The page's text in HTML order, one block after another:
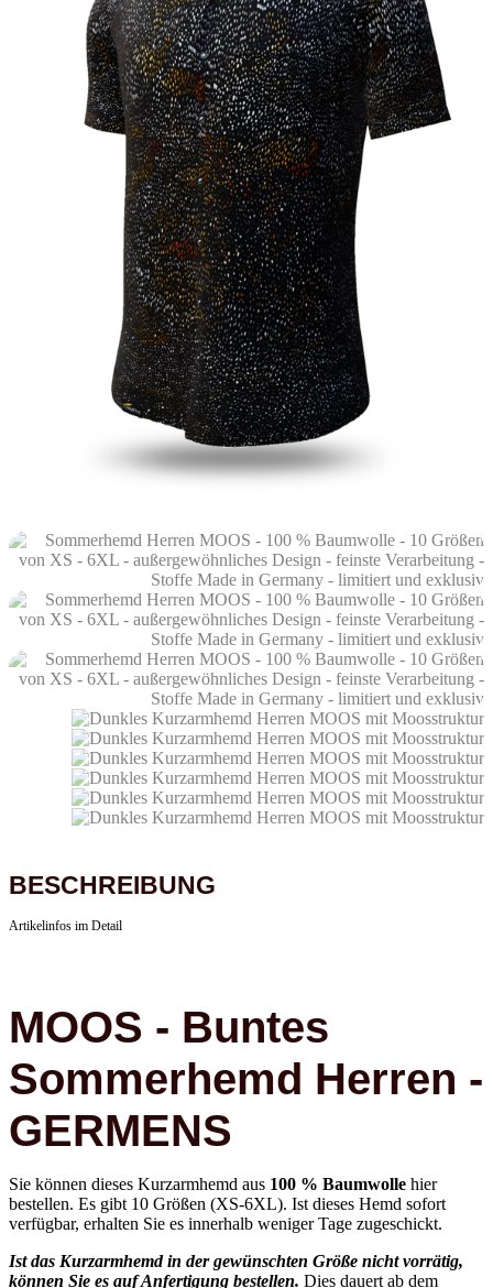
BESCHREIBUNG
Artikelinfos im Detail
MOOS - Buntes
Sommerhemd Herren -
GERMENS
Sie können dieses Kurzarmhemd aus 100 % Baumwolle hier
bestellen. Es gibt 10 Größen (XS-6XL). Ist dieses Hemd sofort
verfügbar, erhalten Sie es innerhalb weniger Tage zugeschickt.
Ist das Kurzarmhemd in der gewünschten Größe nicht vorrätig,
können Sie es auf Anfertigung bestellen. Dies dauert ab dem